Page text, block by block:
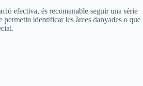
efectiva, és recomanable seguir una sèrie
permetin identificar les àrees danyades o que